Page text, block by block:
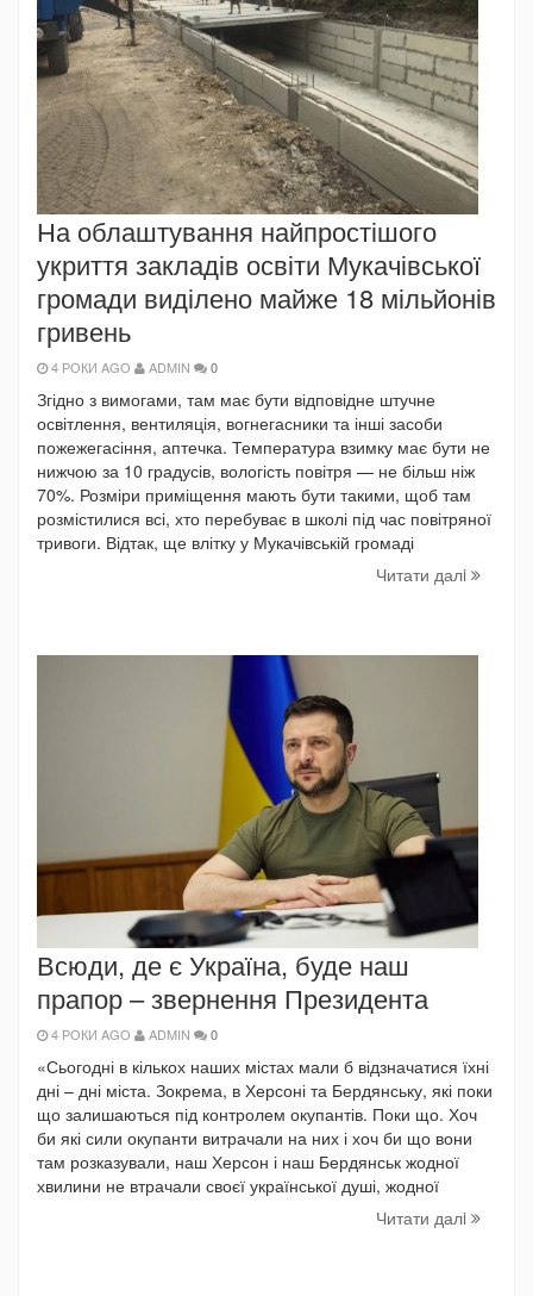
На облаштування найпростішого
укриття закладів освіти Мукачівської
громади виділено майже 18 мільйонів
гривень
4 РОКИ AGO ADMIN 0
Згідно з вимогами, там має бути відповідне штучне
освітлення, вентиляція, вогнегасники та інші засоби
пожежегасіння, аптечка. Температура взимку має бути не
нижчою за 10 градусів, вологість повітря — не більш ніж
70%. Розміри приміщення мають бути такими, щоб там
розмістилися всі, хто перебуває в школі під час повітряної
тривоги. Відтак, ще влітку у Мукачівській громаді
Читати далi
Всюди, де є Україна, буде наш
прапор – звернення Президента
4 РОКИ AGO ADMIN 0
«Сьогодні в кількох наших містах мали б відзначатися їхні
дні – дні міста. Зокрема, в Херсоні та Бердянську, які поки
що залишаються під контролем окупантів. Поки що. Хоч
би які сили окупанти витрачали на них і хоч би що вони
там розказували, наш Херсон і наш Бердянськ жодної
хвилини не втрачали своєї української душі, жодної
Читати далi